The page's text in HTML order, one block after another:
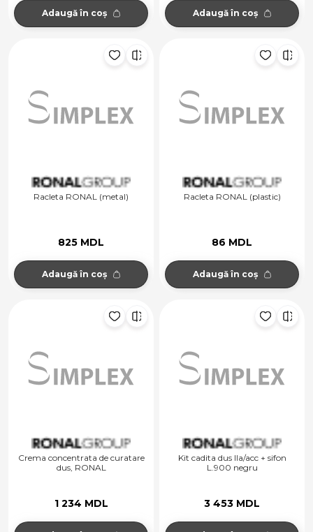
Adaugă în coș Adaugă în coș
Racleta RONAL (metal)
825 MDL
Adaugă în coș
Racleta RONAL (plastic)
86 MDL
Adaugă în coș
Crema concentrata de curatare
dus, RONAL
1 234 MDL
Kit cadita dus Ila/acc + sifon
L.900 negru
3 453 MDL